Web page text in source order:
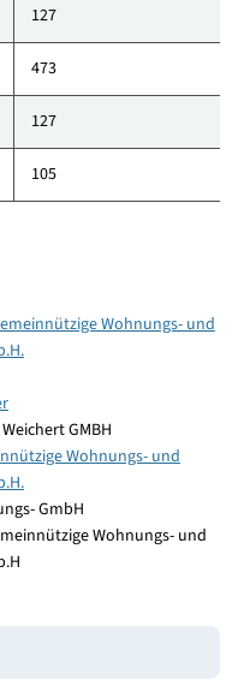
127
473
127
105
Wohnungs- und
GMBH
Wohnungs- und
GmbH
Wohnungs- und